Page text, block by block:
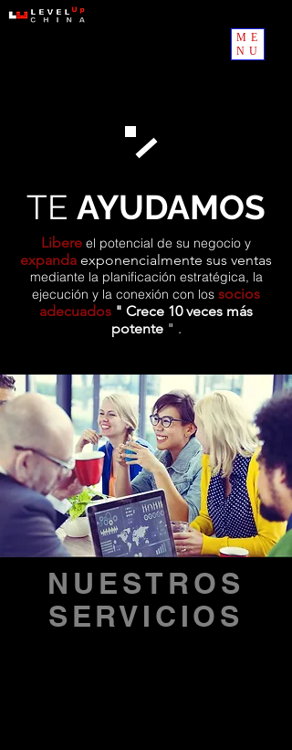
ME
NU
TE AYUDAMOS
Libere el potencial de su negocio y
expanda exponencialmente sus ventas
mediante la planificación estratégica, la
ejecución y la conexión con los socios
adecuados " Crece 10 veces más
potente" .
NUESTROS
SERVICIOS